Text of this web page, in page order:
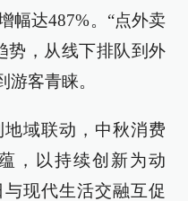
幅达487%。“点外卖
势，从线下排队到外
游客青睐。
域联动，中秋消费
，以持续创新为动
现代生活交融互促